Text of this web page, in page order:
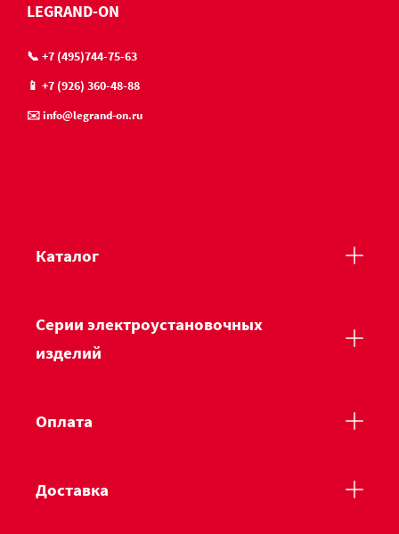
LEGRAND-ON
📞 +7 (495)744-75-63
📱 +7 (926) 360-48-88
✉️ info@legrand-on.ru
Каталог
Серии электроустановочных
изделий
Оплата
Доставка